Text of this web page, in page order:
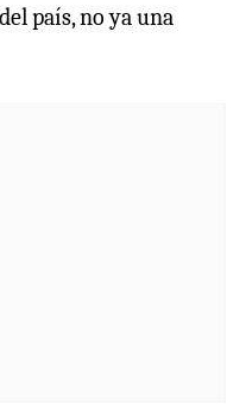
país, no ya una